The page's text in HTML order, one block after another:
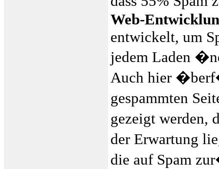
Web-
entwickelt, um
jedem Laden
Auch hier
gespammten
gezeigt werden,
der Erwartung
die auf Spam